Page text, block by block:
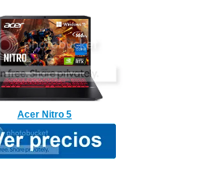
Acer Nitro 5